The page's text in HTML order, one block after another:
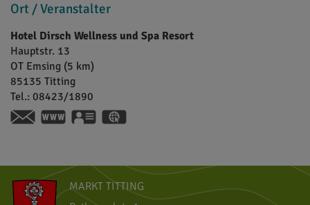
Ort / Veranstalter
Hotel Dirsch Wellness und Spa Resort
Hauptstr. 13
OT Emsing (5 km)
85135 Titting
Tel.: 08423/1890
https://hotel-dirsch.de
vCard
MARKT TITTING